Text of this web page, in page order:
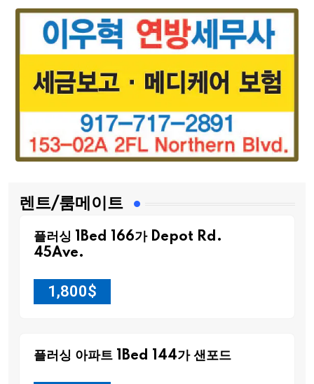
렌트/룸메이트
플러싱 1Bed 166가 Depot Rd.
45Ave.
1,800$
플러싱 아파트 1Bed 144가 샌포드